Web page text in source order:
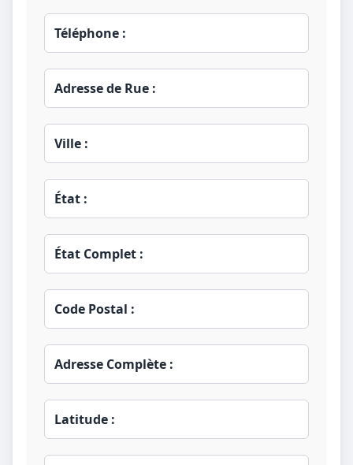
Téléphone :
Adresse de Rue :
Ville :
État :
État Complet :
Code Postal :
Adresse Complète :
Latitude :